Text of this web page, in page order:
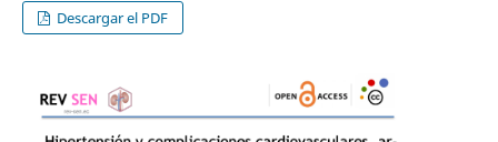
Descargar el PDF